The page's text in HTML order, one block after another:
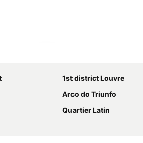
1st district Louvre
Arco do Triunfo
Quartier Latin